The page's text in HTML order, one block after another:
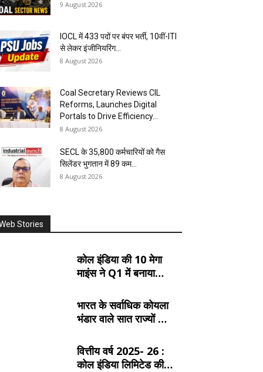
9 August 2026
IOCL में 433 पदों पर बंपर भर्ती, 10वीं-ITI
से लेकर इंजीनियरिंग...
8 August 2026
Coal Secretary Reviews CIL
Reforms, Launches Digital
Portals to Drive Efficiency...
8 August 2026
SECL के 35,800 कर्मचारियों को गैस
सिलेंडर भुगतान में ₹89 कम...
8 August 2026
Stories
कोल इंडिया की 10 मेगा
माइंस ने Q1 में बनाया
और MCL की खदानों का
दबदबा
भारत के सर्वाधिक कोयला
भंडार वाले सात राज्यों के
वित्तीय वर्ष 2025- 26 :
कोल इंडिया लिमिटेड की